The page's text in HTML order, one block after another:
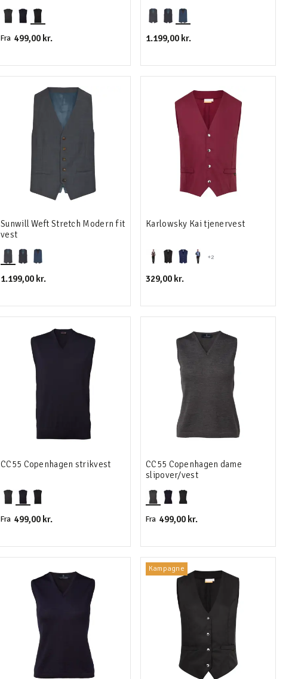
Fra 499,00 kr. 1.199,00 kr.
Sunwill Weft Stretch Modern fit
vest
1.199,00 kr.
+2
Karlowsky Kai tjenervest
329,00 kr.
CC55 Copenhagen strikvest
Fra 499,00 kr.
CC55 Copenhagen dame
slipover/vest
Fra 499,00 kr.
Kampagne